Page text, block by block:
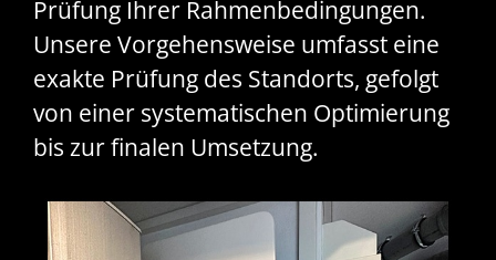
Prüfung Ihrer Rahmenbedingungen.
Unsere Vorgehensweise umfasst eine
exakte Prüfung des Standorts, gefolgt
von einer systematischen Optimierung
bis zur finalen Umsetzung.